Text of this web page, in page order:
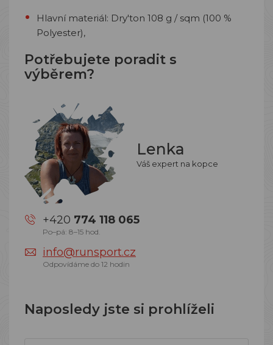
Hlavní materiál: Dry'ton 108 g / sqm (100 %
Polyester),
Potřebujete poradit s
výběrem?
Lenka
Váš expert na kopce
+420 774 118 065
Po–pá: 8–15 hod.
info@runsport.cz
Odpovídáme do 12 hodin
Naposledy jste si prohlíželi